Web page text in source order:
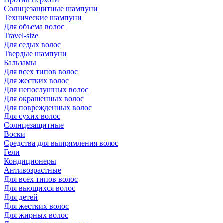
Солнцезащитные шампуни
Технические шампуни
Для объема волос
Travel-size
Для седых волос
Твердые шампуни
Бальзамы
Для всех типов волос
Для жестких волос
Для непослушных волос
Для окрашенных волос
Для поврежденных волос
Для сухих волос
Солнцезащитные
Воски
Средства для выпрямления волос
Гели
Кондиционеры
Антивозрастные
Для всех типов волос
Для вьющихся волос
Для детей
Для жестких волос
Для жирных волос